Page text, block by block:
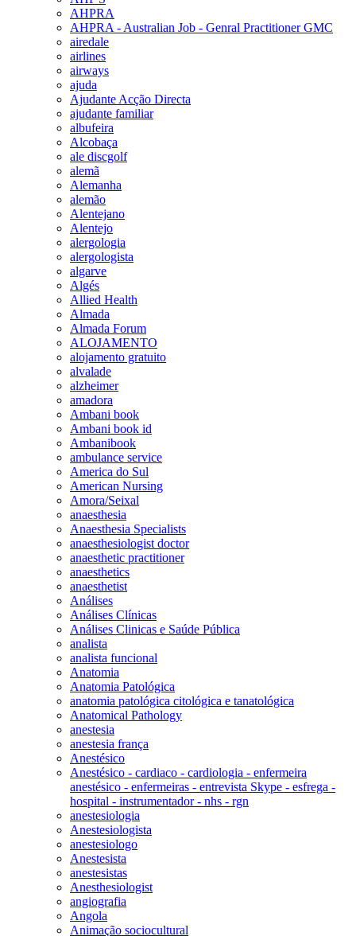
AHPRA
AHPRA - Australian Job - Genral Practitioner GMC
airedale
airlines
airways
ajuda
Ajudante Acção Directa
ajudante familiar
albufeira
Alcobaça
ale discgolf
alemã
Alemanha
alemão
Alentejano
Alentejo
alergologia
alergologista
algarve
Algés
Allied Health
Almada
Almada Forum
ALOJAMENTO
alojamento gratuito
alvalade
alzheimer
amadora
Ambani book
Ambani book id
Ambanibook
ambulance service
America do Sul
American Nursing
Amora/Seixal
anaesthesia
Anaesthesia Specialists
anaesthesiologist doctor
anaesthetic practitioner
anaesthetics
anaesthetist
Análises
Análises Clínicas
Análises Clinicas e Saúde Pública
analista
analista funcional
Anatomia
Anatomia Patológica
anatomia patológica citológica e tanatológica
Anatomical Pathology
anestesia
anestesia frança
Anestésico
Anestésico - cardiaco - cardiologia - enfermeira
anestésico - enfermeiras - entrevista Skype - esfrega -
hospital - instrumentador - nhs - rgn
anestesiologia
Anestesiologista
anestesiologo
Anestesista
anestesistas
Anesthesiologist
angiografia
Angola
Animação sociocultural